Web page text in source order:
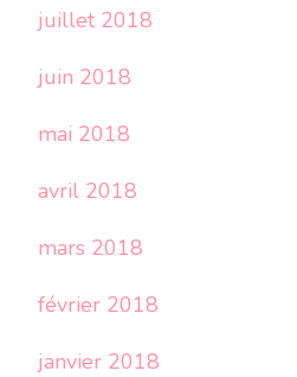
juillet 2018
juin 2018
mai 2018
avril 2018
mars 2018
février 2018
janvier 2018